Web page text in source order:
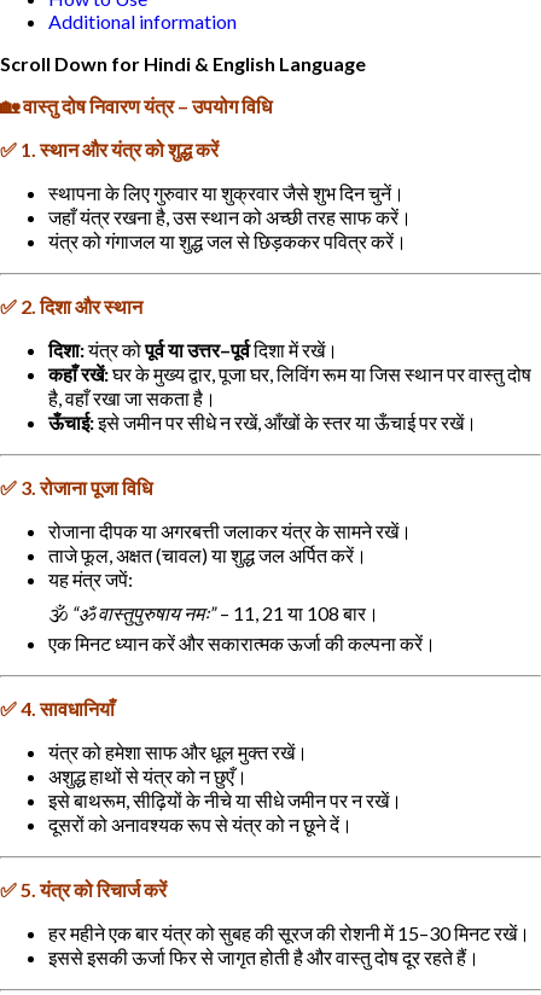
Additional information
Scroll Down for Hindi & English Language
🏡 वास्तु दोष निवारण यंत्र – उपयोग विधि
✅ 1.स्थानऔरयंत्रकोशुद्धकरें
स्थापनाकेलिएगुरुवारयाशुक्रवारजैसेशुभदिनचुनें।
जहाँयंत्ररखनाहै ,उसस्थानकोअच्छीतरहसाफकरें।
यंत्रकोगंगाजलयाशुद्धजलसेछिड़ककरपवित्रकरें।
✅ 2.दिशाऔरस्थान
दिशा:यंत्रकोपूर्वयाउत्तर–पूर्वदिशामेंरखें।
कहाँरखें:घरकेमुख्यद्वार,पूजाघर,लिविंगरूमयाजिसस्थानपरवास्तुदोष
है ,वहाँरखाजासकताहै।
ऊँचाई:इसेजमीनपरसीधेनरखें, आँखोंकेस्तरयाऊँचाईपररखें।
✅ 3.रोजानापूजाविधि
रोजानादीपकयाअगरबत्तीजलाकरयंत्रकेसामनेरखें।
ताजेफूल अक्षत(चावल)याशुद्धजलअर्पितकरें।
यहमंत्रजपें:
🕉️ “ॐ वास्तुपुरुषाय नमः”– 11, 21या 108बार।
एकमिनटध्यानकरेंऔरसकारात्मकऊर्जाकीकल्पनाकरें।
✅4.सावधानियाँ
यंत्रकोहमेशासाफऔरधूलमुक्तरखें।
अशुद्धहाथोंसेयंत्रकोनछुएँ।
इसेबाथरूम,सीढ़ियोंकेनीचेयासीधेजमीनपरनरखें।
दूसरोंकोअनावश्यकरूपसेयंत्रकोनछूनेदें।
✅ 5.यंत्रकोरिचार्जकरें
हरमहीनेएकबारयंत्रकोसुबहकीसूरजकीरोशनीमें15–30मिनटरखें।
इससेइसकीऊर्जाफिरसेजागृतहोतीहैऔरवास्तुदोषदूररहतेहैं।